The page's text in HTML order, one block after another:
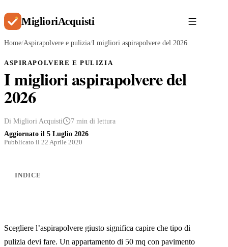
MiglioriAcquisti
Home/Aspirapolvere e pulizia/I migliori aspirapolvere del 2026
ASPIRAPOLVERE E PULIZIA
I migliori aspirapolvere del
2026
Di Migliori Acquisti
7 min di lettura
Aggiornato il 5 Luglio 2026
Pubblicato il 22 Aprile 2020
Scegliere l’aspirapolvere giusto significa capire che tipo di
pulizia devi fare. Un appartamento di 50 mq con pavimento
INDICE